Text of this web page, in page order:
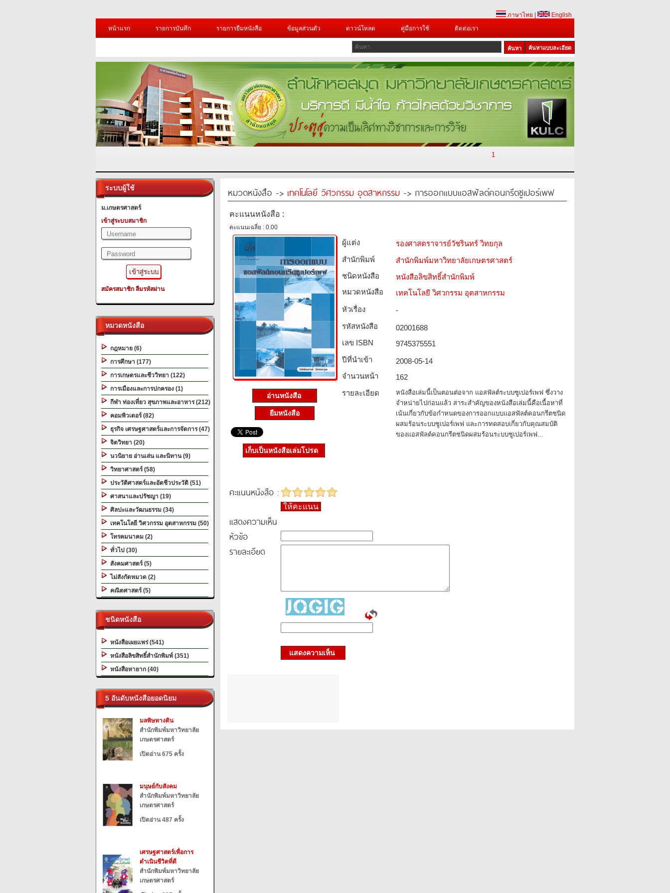
ภาษาไทย
English
หน้าแรก
รายการบันทึก รายการยืมหนังสือ ข้อมูลส่วนตัว ดาวน์โหลด คู่มือการใช้ ติดต่อเรา
ค้นหาแบบละเอียด
1
ระบบผู้ใช้
ม.เกษตรศาสตร์
เข้าสู่ระบบสมาชิก
สมัครสมาชิก ลืมรหัสผ่าน
หมวดหนังสือ
กฎหมาย (6)
การศึกษา (177)
การเกษตรและชีววิทยา (122)
การเมืองและการปกครอง (1)
กีฬา ท่องเที่ยว สุขภาพและอาหาร (212)
คอมพิวเตอร์ (82)
ธุรกิจ เศรษฐศาสตร์และการจัดการ (47)
จิตวิทยา (20)
นวนิยาย อ่านเล่น และนิทาน (9)
วิทยาศาสตร์ (58)
ประวัติศาสตร์และอัตชีวประวัติ (51)
ศาสนาและปรัชญา (19)
ศิลปะและวัฒนธรรม (34)
เทคโนโลยี วิศวกรรม อุตสาหกรรม (50)
โทรคมนาคม (2)
ทั่วไป (30)
สังคมศาสตร์ (5)
ไม่สังกัดหมวด (2)
คณิตศาสตร์ (5)
ชนิดหนังสือ
หนังสือเผยแพร่ (541)
หนังสือลิขสิทธิ์สำนักพิมพ์ (351)
หนังสือหายาก (40)
5 อันดับหนังสือยอดนิยม
มลพิษทางดิน
สำนักพิมพ์มหาวิทยาลัย
เกษตรศาสตร์
เปิดอ่าน 675 ครั้ง
มนุษย์กับสังคม
สำนักพิมพ์มหาวิทยาลัย
เกษตรศาสตร์
เปิดอ่าน 487 ครั้ง
เศรษฐศาสตร์เพื่อการ
ดำเนินชีวิตที่ดี
สำนักพิมพ์มหาวิทยาลัย
เกษตรศาสตร์
หมวดหนังสือ -> เทคโนโลยี วิศวกรรม อุตสาหกรรม -> การออกแบบแอสฟัลต์คอนกรีตซูเปอร์เพฟ
คะแนนหนังสือ :
คะแนนเฉลี่ย : 0.00
อ่านหนังสือ
ยืมหนังสือ
ผู้แต่ง
รองศาสตราจารย์วัชรินทร์ วิทยกุล
สำนักพิมพ์
สำนักพิมพ์มหาวิทยาลัยเกษตรศาสตร์
ชนิดหนังสือ­
หนังสือลิขสิทธิ์สำนักพิมพ์
หมวดหนังสือ­
เทคโนโลยี วิศวกรรม อุตสาหกรรม
หัวเรื่อง
-
รหัสหนังสือ­
02001688
เลข ISBN
9745375551
ปีที่นำเข้า
2008-05-14
จำนวนหน้า
162
รายละเอียด
หนังสือเล่มนี้เป็นตอนต่อจาก แอสฟัลต์ระบบซูเปอร์เพฟ ซึ่งวาง
จำหน่ายไปก่อนแล้ว สาระสำคัญของหนังสือเล่มนี้คือเนื้อหาที่
เน้นเกี่ยวกับข้อกำหนดของการออกแบบแอสฟัลต์คอนกรีตชนิด
ผสมร้อนระบบซูเปอร์เพฟ และการทดสอบเกี่ยวกับคุณสมบัติ
ของแอสฟัลต์คอนกรีตชนิดผสมร้อนระบบซูเปอร์เพฟ...
เก็บเป็นหนังสือเล่มโปรด
คะแนนหนังสือ :
ให้คะแนน
แสดงความเห็น
หัวข้อ
รายละเอียด
แสดงความเห็น